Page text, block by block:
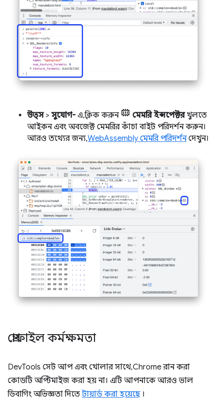
উত্স> সুযোগ- এ, ক্লিক করুন মেমরি ইন্সপেক্টরখুলতে
আইকন এবং অবজেক্ট মেমরির কাঁচা বাইট পরিদর্শন করুন।
আরও তথ্যের জন্য,WebAssembly মেমরি পরিদর্শনদেখুন।
প্রোফাইল কর্মক্ষমতা
DevTools সেট আপ এবং খোলার সাথে, Chrome রান করা
কোডটি অপ্টিমাইজ করা হয় না। এটি আপনাকে আরও ভাল
ডিবাগিং অভিজ্ঞতা দিতে টায়ার্ড করা হয়েছে।